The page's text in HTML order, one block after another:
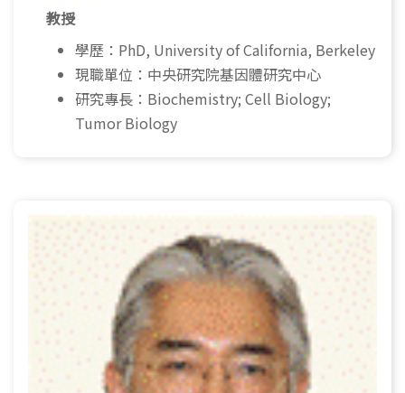
教授
學歷：PhD, University of California, Berkeley
現職單位：中央研究院基因體研究中心
研究專長：Biochemistry; Cell Biology;
Tumor Biology